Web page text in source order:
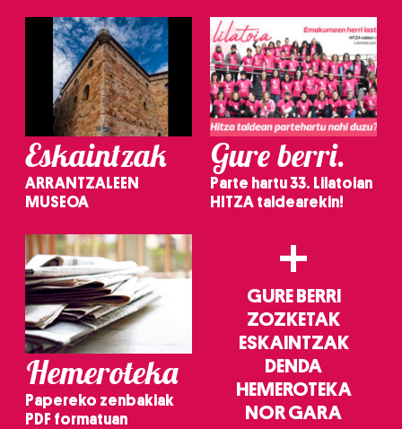
Eskaintzak
ARRANTZALEEN
MUSEOA
Gure berri.
Parte hartu 33. Lilatoian
HITZA taldearekin!
Hemeroteka
Papereko zenbakiak
PDF formatuan
+
GURE BERRI
ZOZKETAK
ESKAINTZAK
DENDA
HEMEROTEKA
NOR GARA